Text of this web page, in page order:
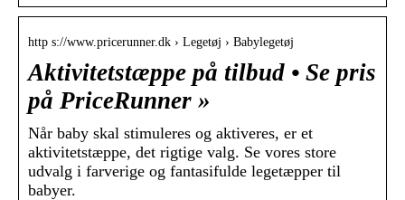
http s://www.pricerunner.dk › Legetøj › Babylegetøj
Aktivitetstæppe på tilbud • Se pris
på PriceRunner »
Når baby skal stimuleres og aktiveres, er et
aktivitetstæppe, det rigtige valg. Se vores store
udvalg i farverige og fantasifulde legetæpper til
babyer.